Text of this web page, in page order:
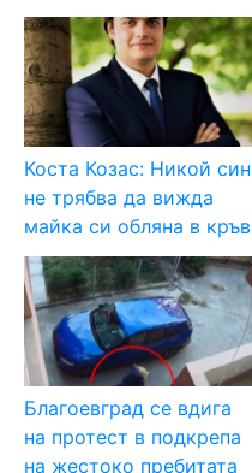
Коста Козас: Никой син
не трябва да вижда
майка си обляна в кръв
Благоевград се вдига
на протест в подкрепа
на жестоко пребитата